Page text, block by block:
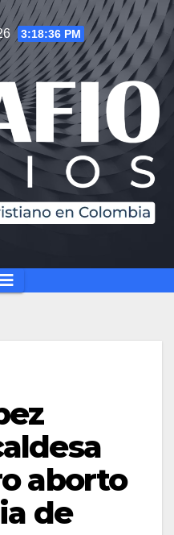
3:18:37 PM
aborto
de